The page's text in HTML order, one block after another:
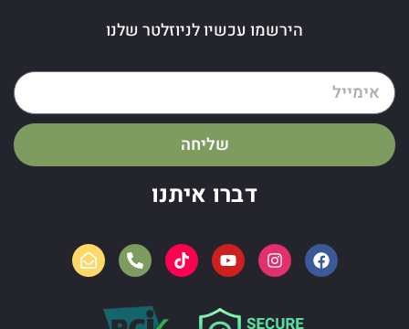
הירשמו עכשיו לניוזלטר שלנו
שליחה
דברו איתנו